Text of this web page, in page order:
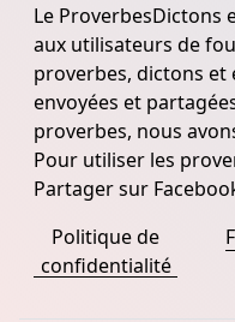
Le ProverbesDictons
aux utilisateurs de
proverbes, dictons et
envoyées et
proverbes, nous
Pour utiliser les
Partager sur
Politique de
confidentialité